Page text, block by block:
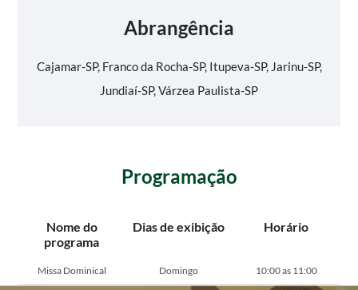
Abrangência
Cajamar-SP, Franco da Rocha-SP, Itupeva-SP, Jarinu-SP,
Jundiaí-SP, Várzea Paulista-SP
Programação
Nome do
programa
Dias de exibição Horário
Missa Dominical Domingo 10:00 as 11:00